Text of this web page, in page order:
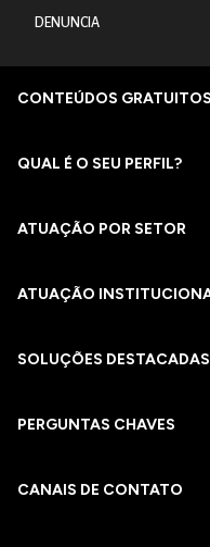
DENUNCIA
CONTEÚDOS GRATUITOS
QUAL É O SEU PERFIL?
ATUAÇÃO POR SETOR
ATUAÇÃO
SOLUÇÕES DESTACADAS
PERGUNTAS CHAVES​
CANAIS DE CONTATO